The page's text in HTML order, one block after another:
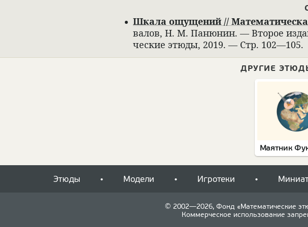
Шкала ощуще­ний //
ва­лов, Н. М. Паню­нин. — Вто­рое
че­ские этюды, 2019. — Стр. 102—105.
ДРУГИЕ
Маятник
Этюды Модели Игротеки
© 2002—2026, Фонд «Математические
Коммерческое использование